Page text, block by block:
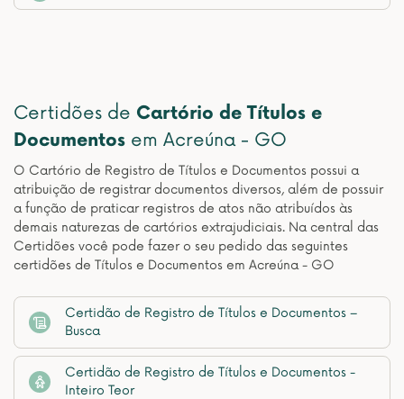
Certidões de Cartório de Títulos e
Documentos em Acreúna - GO
O Cartório de Registro de Títulos e Documentos possui a
atribuição de registrar documentos diversos, além de possuir
a função de praticar registros de atos não atribuídos às
demais naturezas de cartórios extrajudiciais. Na central das
Certidões você pode fazer o seu pedido das seguintes
certidões de Títulos e Documentos em Acreúna - GO
Certidão de Registro de Títulos e Documentos –
Busca
Certidão de Registro de Títulos e Documentos -
Inteiro Teor